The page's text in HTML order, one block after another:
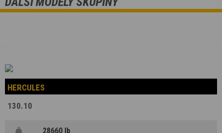
HERCULES
130.10
28660 lb